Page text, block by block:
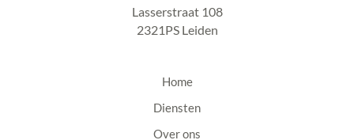
Lasserstraat 108
2321PS Leiden
Home
Diensten
Over ons